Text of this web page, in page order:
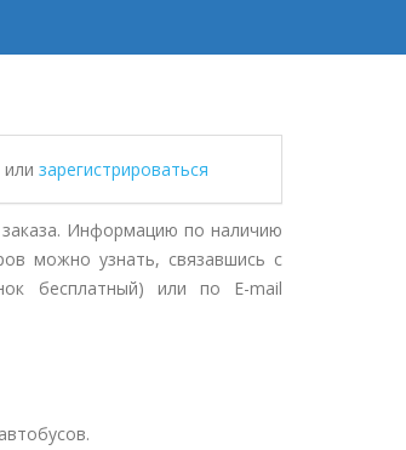
или зарегистрироваться
Информацию по наличию
можно узнать, связавшись с
бесплатный) или по E-mail